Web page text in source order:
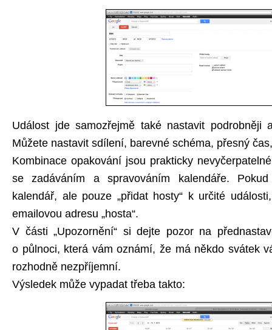
Událost jde samozřejmě také nastavit podrobněji
Můžete nastavit sdílení, barevné schéma, přesný
Kombinace opakování jsou prakticky
se zadáváním a spravováním kalendáře.
kalendář, ale pouze „přidat hosty“ k určité
emailovou adresu „hosta“.
V části „Upozornění“ si dejte pozor na
o půlnoci, která vám oznámí, že má někdo svátek
rozhodně nezpříjemní.
Výsledek může vypadat třeba takto: